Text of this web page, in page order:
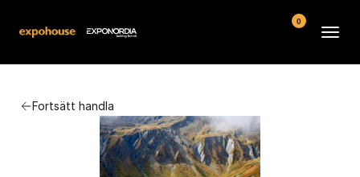
Fortsätt handla
Kontakt
0